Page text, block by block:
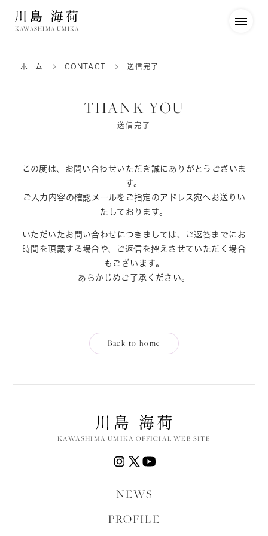
KAWASHIMA UMIKA
ホーム CONTACT 送信完了
THANK YOU
送信完了
この度は、お問い合わせいただき誠にありがとうございま
す。
ご入力内容の確認メールをご指定のアドレス宛へお送りい
たしております。
いただいたお問い合わせにつきましては、ご返答までにお
時間を頂戴する場合や、ご返信を控えさせていただく場合
もございます。
あらかじめご了承ください。
Back to home
KAWASHIMA UMIKA OFFICIAL WEB SITE
NEWS
PROFILE